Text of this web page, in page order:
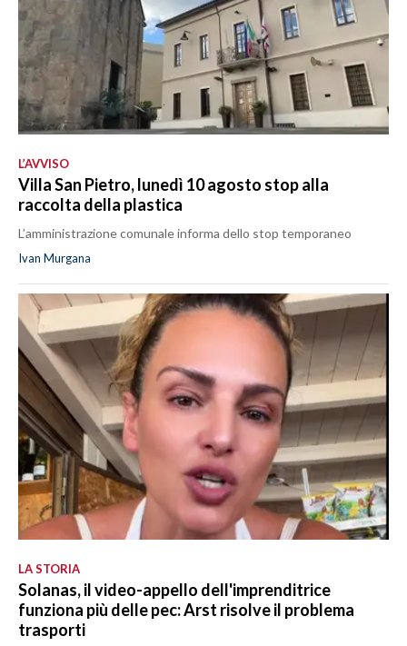
L’AVVISO
Villa San Pietro, lunedì 10 agosto stop alla
raccolta della plastica
L’amministrazione comunale informa dello stop temporaneo
Ivan Murgana
LA STORIA
Solanas, il video-appello dell'imprenditrice
funziona più delle pec: Arst risolve il problema
trasporti